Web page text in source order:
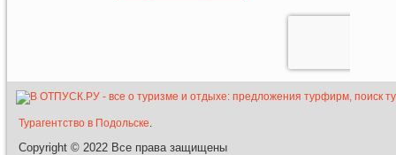
Турагентство в Подольске.
Copyright © 2022 Все права защищены